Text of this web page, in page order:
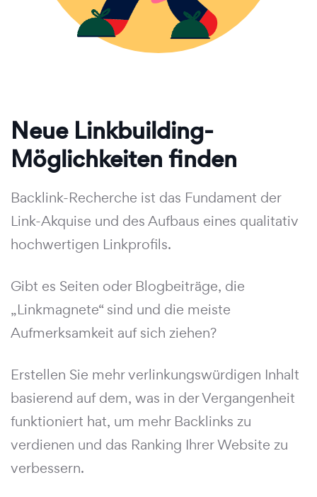
Neue Linkbuilding-
Möglichkeiten finden
Backlink-Recherche ist das Fundament der
Link-Akquise und des Aufbaus eines qualitativ
hochwertigen Linkprofils.
Gibt es Seiten oder Blogbeiträge, die
„Linkmagnete“ sind und die meiste
Aufmerksamkeit auf sich ziehen?
Erstellen Sie mehr verlinkungswürdigen Inhalt
basierend auf dem, was in der Vergangenheit
funktioniert hat, um mehr Backlinks zu
verdienen und das Ranking Ihrer Website zu
verbessern.